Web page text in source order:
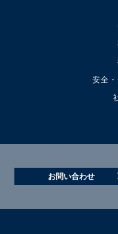
安全
お問い合わせ